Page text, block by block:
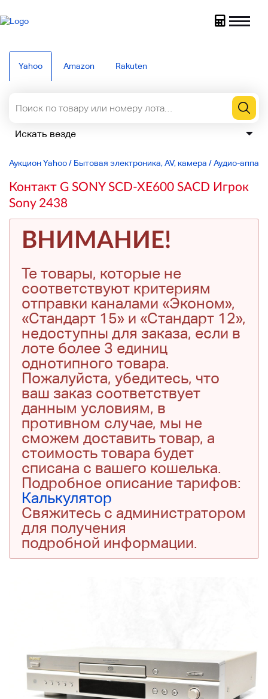
Yahoo Amazon Rakuten
Аукцион Yahoo/ Бытовая электроника, AV, камера /Аудио-
Контакт G SONY SCD-XE600 SACD Игрок
Sony 2438
ВНИМАНИЕ!
Те товары, которые не
соответствуют критериям
отправки каналами «Эконом»,
«Стандарт 15» и «Стандарт 12»,
недоступны для заказа, если в
лоте более 3 единиц
однотипного товара.
Пожалуйста, убедитесь, что
ваш заказ соответствует
данным условиям, в
противном случае, мы не
сможем доставить товар, а
стоимость товара будет
списана с вашего кошелька.
Подробное описание тарифов:
Калькулятор
Свяжитесь с администратором
для получения
подробной информации.